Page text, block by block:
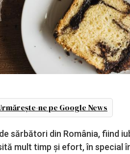
ne pe Google News
sărbători din România, fiind
mult timp și efort, în special